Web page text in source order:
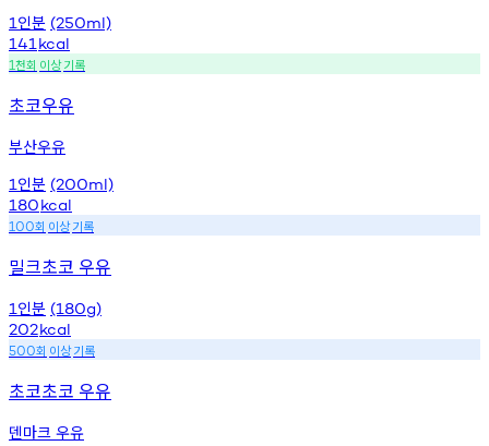
1 인분 (250ml)
141 kcal
1천회 이상기록
초코우유
부산우유
1 인분 (200ml)
180kcal
100회 이상기록
밀크초코 우유
1 인분 (180g)
202kcal
500회 이상기록
초코초코 우유
덴마크 우유